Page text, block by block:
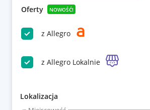
Oferty NOWOŚĆ!
z Allegro
z Allegro Lokalnie
Lokalizacja